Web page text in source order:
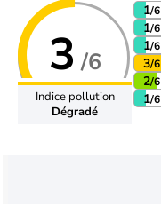
3 /6
Indice pollution
Dégradé
1/6
1/6
1/6
3/6
2/6
1/6